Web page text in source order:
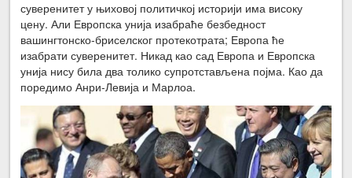
суверенитет у њиховој политичкој историји има високу
цену. Али Европска унија изабраће безбедност
вашингтонско-бриселског протекотрата; Европа ће
изабрати суверенитет. Никад као сад Европа и Европска
унија нису била два толико супротстављена појма. Као да
поредимо Анри-Левија и Марлоа.